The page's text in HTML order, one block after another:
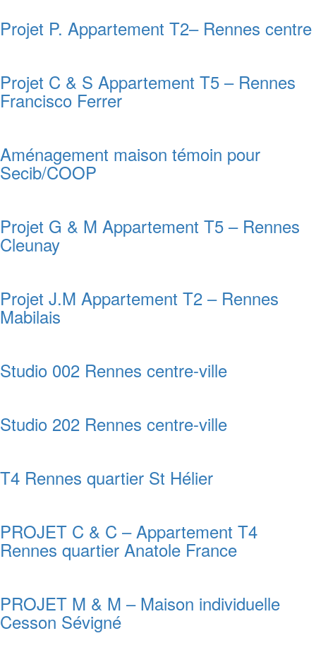
Projet P. Appartement T2– Rennes centre
Projet C & S Appartement T5 – Rennes
Francisco Ferrer
Aménagement maison témoin pour
Secib/COOP
Projet G & M Appartement T5 – Rennes
Cleunay
Projet J.M Appartement T2 – Rennes
Mabilais
Studio 002 Rennes centre-ville
Studio 202 Rennes centre-ville
T4 Rennes quartier St Hélier
PROJET C & C – Appartement T4
Rennes quartier Anatole France
PROJET M & M – Maison individuelle
Cesson Sévigné